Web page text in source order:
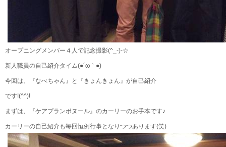
オープニングメンバー４人で記念撮影(^_-)-☆
新人職員の自己紹介タイム(●´ω｀●)
今回は、『なべちゃん』と『きょんきょん』が自己紹介
です!(^^)!
まずは、『ケアプランボヌール』のカーリーのお手本です♪
カーリーの自己紹介も毎回恒例行事となりつつあります(笑)